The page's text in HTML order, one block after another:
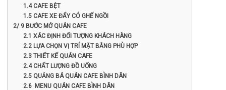
1.4 CAFE BỆT
1.5 CAFE XE ĐẨY CÓ GHẾ NGỒI
2/ 9 BƯỚC MỞ QUÁN CAFE
2.1 XÁC ĐỊNH ĐỐI TƯỢNG KHÁCH HÀNG
2.2 LỰA CHỌN VỊ TRÍ MẶT BẰNG PHÙ HỢP
2.3 THIẾT KẾ QUÁN CAFE
2.4 CHẤT LƯỢNG ĐỒ UỐNG
2.5 QUẢNG BÁ QUÁN CAFE BÌNH DÂN
2.6 MENU QUÁN CAFE BÌNH DÂN